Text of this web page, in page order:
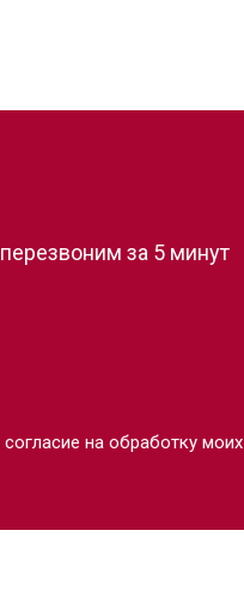
за 5 минут
на обработку моих